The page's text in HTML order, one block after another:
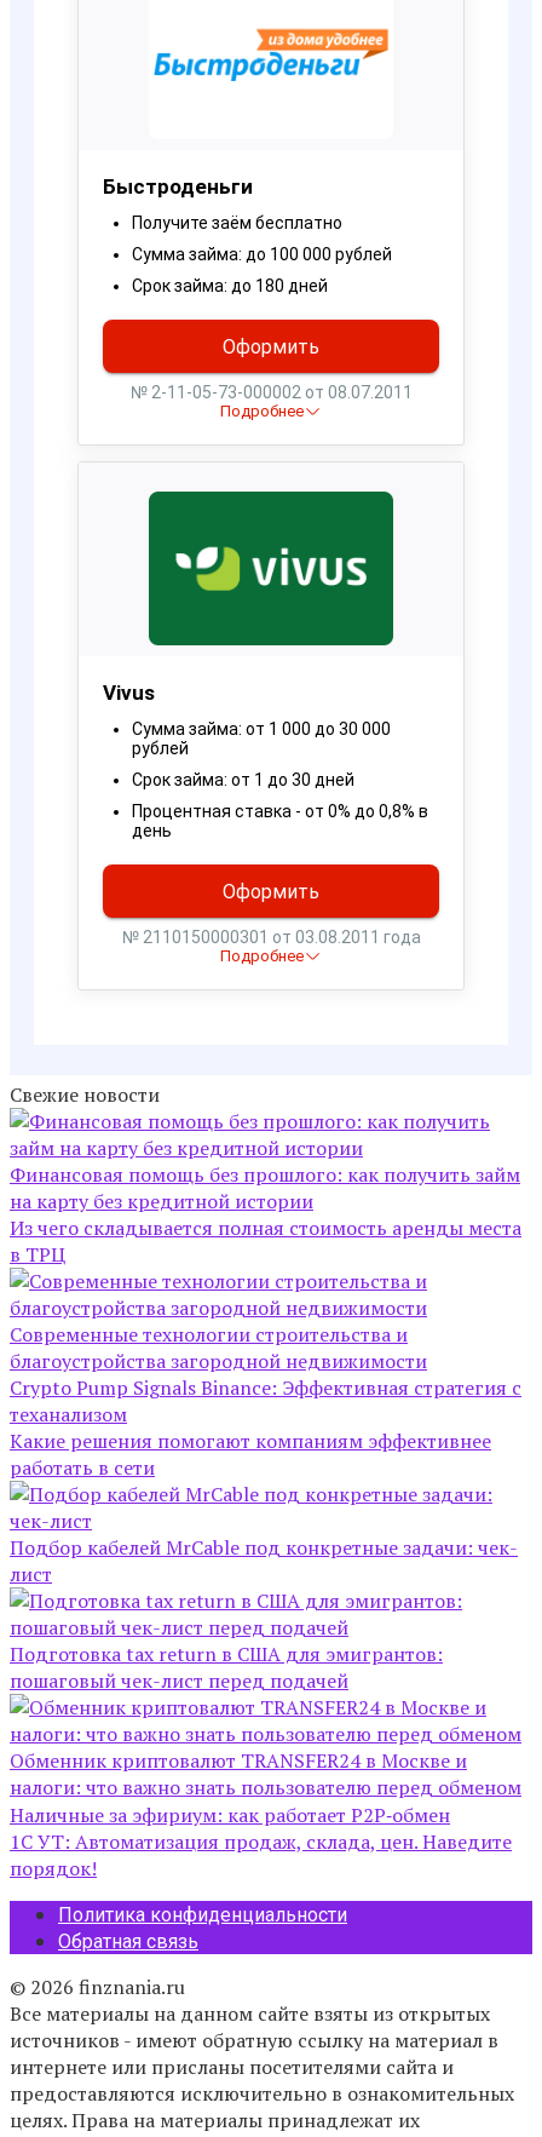
Свежие новости
Финансовая помощь без прошлого: как получить займ
на карту без кредитной истории
Из чего складывается полная стоимость аренды места
в ТРЦ
Современные технологии строительства и
благоустройства загородной недвижимости
Crypto Pump Signals Binance: Эффективная стратегия с
теханализом
Какие решения помогают компаниям эффективнее
работать в сети
Подбор кабелей MrCable под конкретные задачи: чек-
лист
Подготовка tax return в США для эмигрантов:
пошаговый чек-лист перед подачей
Обменник криптовалют TRANSFER24 в Москве и
налоги: что важно знать пользователю перед обменом
Наличные за эфириум: как работает P2P‑обмен
1С УТ: Автоматизация продаж, склада, цен. Наведите
порядок!
Политика конфиденциальности
Обратная связь
© 2026 finznania.ru
Все материалы на данном сайте взяты из открытых
источников - имеют обратную ссылку на материал в
интернете или присланы посетителями сайта и
предоставляются исключительно в ознакомительных
целях. Права на материалы принадлежат их